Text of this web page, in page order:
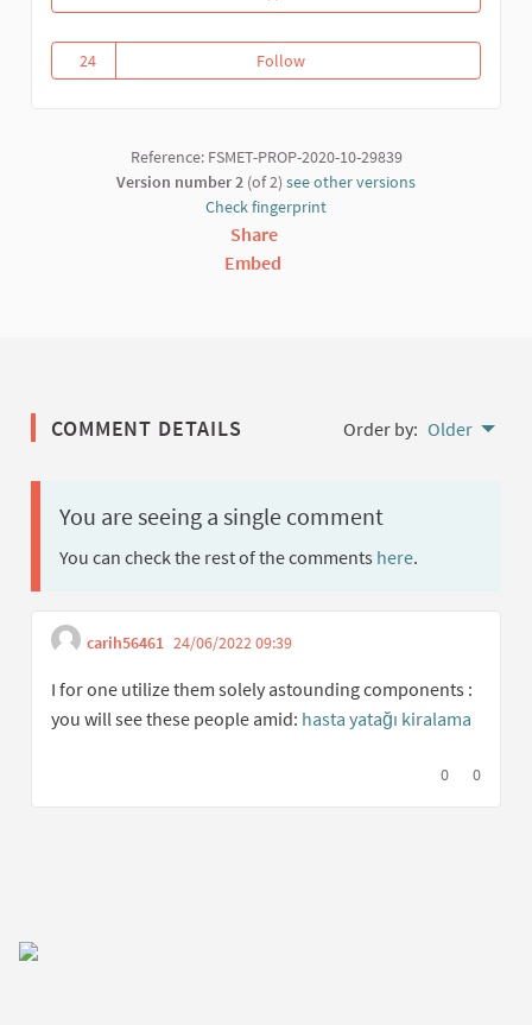
24
24 followers
FollowRiposte communautaire contre
Reference: FSMET-PROP-2020-10-29839
Version number 2 (of 2) see other versions
Check fingerprint
Share
Embed
COMMENT DETAILS Order by: Older
You are seeing a single comment
You can check the rest of the comments here.
carih56461 24/06/2022 09:39
I for one utilize them solely astounding components :
you will see these people amid: hasta yatağı kiralama
I agree with
0 I0